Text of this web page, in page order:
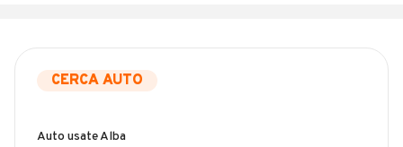
CERCA AUTO
Auto usate Alba